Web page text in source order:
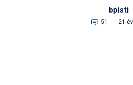
bpisti
51 21